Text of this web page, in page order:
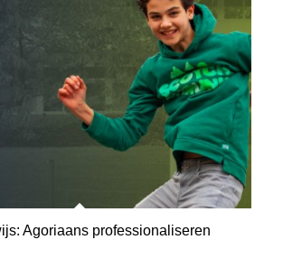
Agoriaans professionaliseren